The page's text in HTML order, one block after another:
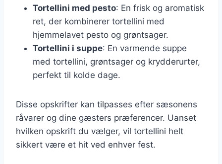
Tortellini med pesto: En frisk og aromatisk
ret, der kombinerer tortellini med
hjemmelavet pesto og grøntsager.
Tortellini i suppe: En varmende suppe
med tortellini, grøntsager og krydderurter,
perfekt til kolde dage.
Disse opskrifter kan tilpasses efter sæsonens
råvarer og dine gæsters præferencer. Uanset
hvilken opskrift du vælger, vil tortellini helt
sikkert være et hit ved enhver fest.